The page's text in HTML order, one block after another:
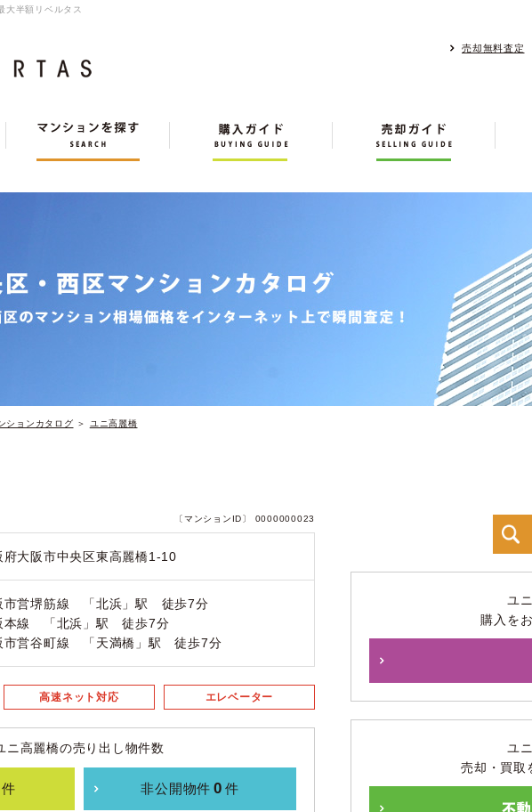
大半額リベルタス
売却無料査定
ションカタログ ＞ ユニ高麗橋
〔マンションID〕 0000000023
府大阪市中央区東高麗橋1-10
市営堺筋線 「北浜」駅 徒歩7分
本線 「北浜」駅 徒歩7分
市営谷町線 「天満橋」駅 徒歩7分
高速ネット対応 エレベーター
ニ高麗橋の売り出し物件数
件 非公開物件 0 件
ユ
購入を
ユ
売却・買取